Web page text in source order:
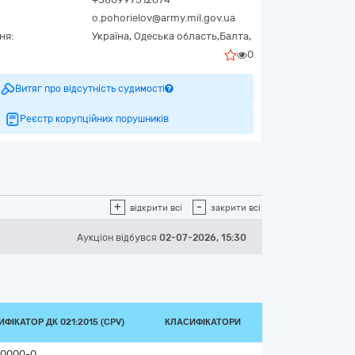
o.pohorielov@army.mil.gov.ua
Україна, Одеська область,Балта,
0
Витяг про відсутність судимості
Реєстр корупційних порушників
+ відкрити всі - закрити всі
Аукціон відбувся 02-07-2026, 15:30
ДК 021:2015 (CPV) КЛАСИФІКАТОРИ